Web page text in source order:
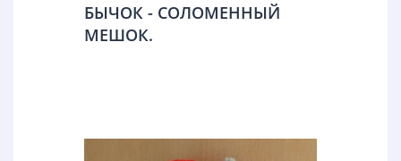
БЫЧОК - СОЛОМЕННЫЙ
МЕШОК.